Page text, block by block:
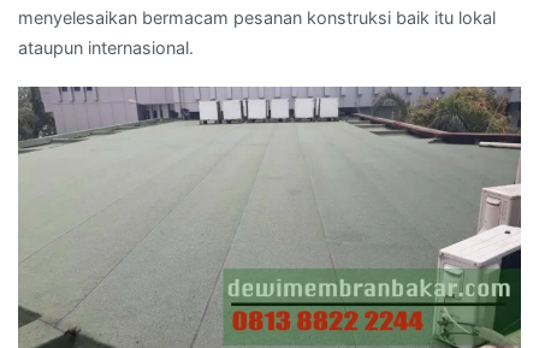
menyelesaikan bermacam pesanan konstruksi baik itu lokal
ataupun internasional.